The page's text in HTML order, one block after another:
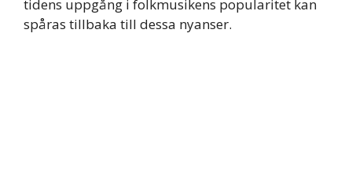
tidens uppgång i folkmusikens popularitet kan
spåras tillbaka till dessa nyanser.